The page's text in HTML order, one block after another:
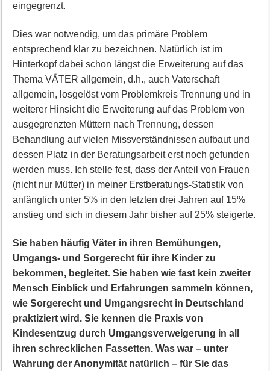
eingegrenzt.
Dies war notwendig, um das primäre Problem
entsprechend klar zu bezeichnen. Natürlich ist im
Hinterkopf dabei schon längst die Erweiterung auf das
Thema VÄTER allgemein, d.h., auch Vaterschaft
allgemein, losgelöst vom Problemkreis Trennung und in
weiterer Hinsicht die Erweiterung auf das Problem von
ausgegrenzten Müttern nach Trennung, dessen
Behandlung auf vielen Missverständnissen aufbaut und
dessen Platz in der Beratungsarbeit erst noch gefunden
werden muss. Ich stelle fest, dass der Anteil von Frauen
(nicht nur Mütter) in meiner Erstberatungs-Statistik von
anfänglich unter 5% in den letzten drei Jahren auf 15%
anstieg und sich in diesem Jahr bisher auf 25% steigerte.
Sie haben häufig Väter in ihren Bemühungen,
Umgangs- und Sorgerecht für ihre Kinder zu
bekommen, begleitet. Sie haben wie fast kein zweiter
Mensch Einblick und Erfahrungen sammeln können,
wie Sorgerecht und Umgangsrecht in Deutschland
praktiziert wird. Sie kennen die Praxis von
Kindesentzug durch Umgangsverweigerung in all
ihren schrecklichen Fassetten. Was war – unter
Wahrung der Anonymität natürlich – für Sie das